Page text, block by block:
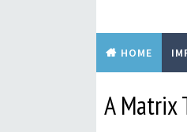
HOME
A Matrix